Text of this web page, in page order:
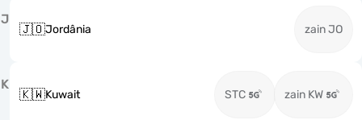
J
🇯🇴Jordânia zain JO
K
🇰🇼Kuwait STC zain KW